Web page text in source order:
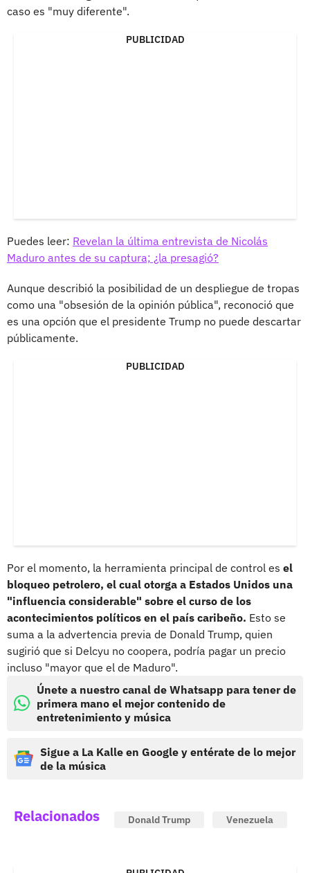
caso es "muy diferente".
PUBLICIDAD
Puedes leer: Revelan la última entrevista de Nicolás
Maduro antes de su captura; ¿la presagió?
Aunque describió la posibilidad de un despliegue de tropas
como una "obsesión de la opinión pública", reconoció que
es una opción que el presidente Trump no puede descartar
públicamente.
PUBLICIDAD
Por el momento, la herramienta principal de control es el
bloqueo petrolero, el cual otorga a Estados Unidos una
"influencia considerable" sobre el curso de los
acontecimientos políticos en el país caribeño. Esto se
suma a la advertencia previa de Donald Trump, quien
sugirió que si Delcyu no coopera, podría pagar un precio
incluso "mayor que el de Maduro".
Únete a nuestro canal de Whatsapp para tener de
primera mano el mejor contenido de
entretenimiento y música
Sigue a La Kalle en Google y entérate de lo mejor
de la música
Relacionados Donald Trump Venezuela